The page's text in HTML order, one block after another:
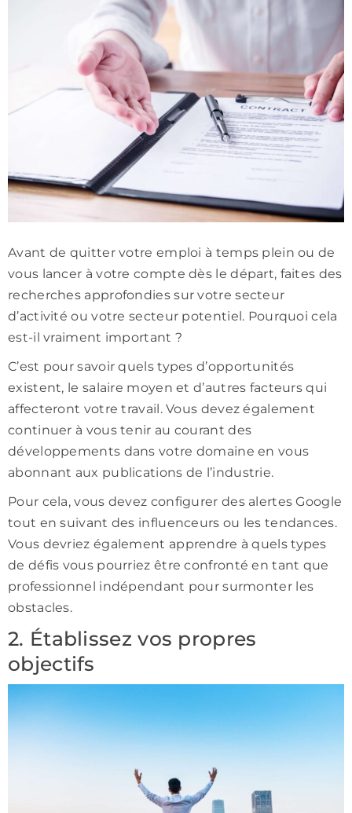
Avant de quitter votre emploi à temps plein ou de
vous lancer à votre compte dès le départ, faites des
recherches approfondies sur votre secteur
d’activité ou votre secteur potentiel. Pourquoi cela
est-il vraiment important ?
C’est pour savoir quels types d’opportunités
existent, le salaire moyen et d’autres facteurs qui
affecteront votre travail. Vous devez également
continuer à vous tenir au courant des
développements dans votre domaine en vous
abonnant aux publications de l’industrie.
Pour cela, vous devez configurer des alertes Google
tout en suivant des influenceurs ou les tendances.
Vous devriez également apprendre à quels types
de défis vous pourriez être confronté en tant que
professionnel indépendant pour surmonter les
obstacles.
2. Établissez vos propres
objectifs